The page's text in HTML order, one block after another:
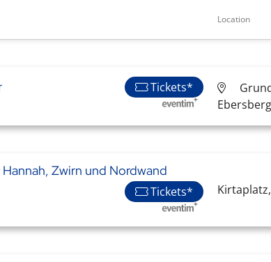
Location
Tickets*
Ebersberg
Zwirn und Nordwand
Tickets*